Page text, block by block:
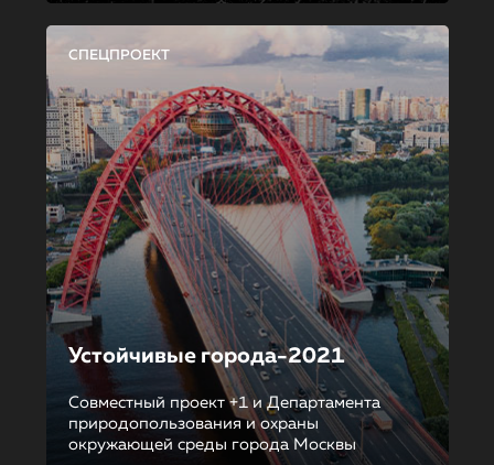
СПЕЦПРОЕКТ
Устойчивые города-2021
Совместный проект +1 и Департамента
природопользования и охраны
окружающей среды города Москвы